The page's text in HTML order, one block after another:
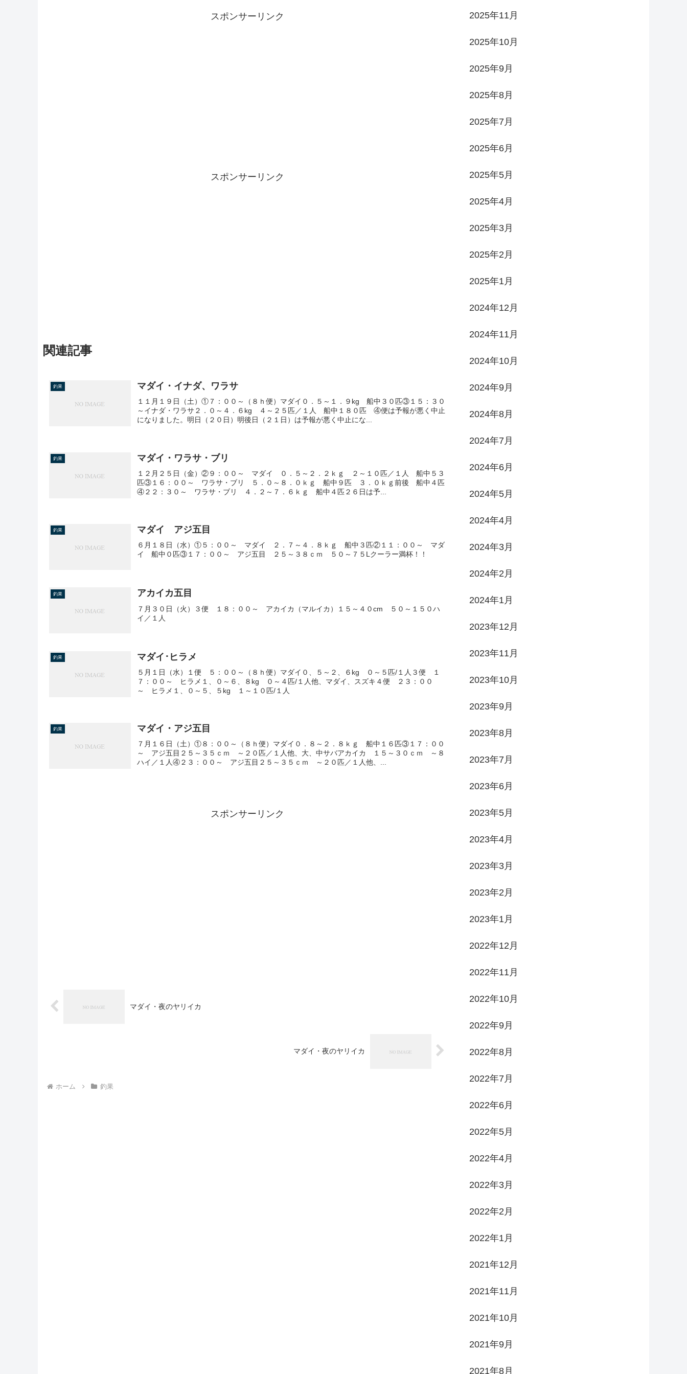
スポンサーリンク
スポンサーリンク
関連記事
釣果 マダイ・イナダ、ワラサ
１１月１９日（土）①７：００～（８ｈ便）マダイ０．５～１．９kg 船中３０匹③１５：３０
～イナダ・ワラサ２．０～４．６kg ４～２５匹／１人 船中１８０匹 ④便は予報が悪く中止
になりました。明日（２０日）明後日（２１日）は予報が悪く中止にな...
釣果 マダイ・ワラサ・ブリ
１２月２５日（金）②９：００～ マダイ ０．５～２．２ｋｇ ２～１０匹／１人 船中５３
匹③１６：００～ ワラサ・ブリ ５．０～８．０ｋｇ 船中９匹 ３．０ｋｇ前後 船中４匹
④２２：３０～ ワラサ・ブリ ４．２～７．６ｋｇ 船中４匹２６日は予...
釣果 マダイ アジ五目
６月１８日（水）①５：００～ マダイ ２．７～４．８ｋｇ 船中３匹②１１：００～ マダ
イ 船中０匹③１７：００～ アジ五目 ２５～３８ｃｍ ５０～７５Lクーラー満杯！！
釣果 アカイカ五目
７月３０日（火）３便 １８：００～ アカイカ（マルイカ）１５～４０cm ５０～１５０ハ
イ／１人
釣果 マダイ･ヒラメ
５月１日（水）１便 ５：００～（８ｈ便）マダイ０、５～２、６kg ０～５匹/１人３便 １
７：００～ ヒラメ１、０～６、８kg ０～４匹/１人他、マダイ、スズキ４便 ２３：００
～ ヒラメ１、０～５、５kg １～１０匹/１人
釣果 マダイ・アジ五目
７月１６日（土）①８：００～（８ｈ便）マダイ０．８～２．８ｋｇ 船中１６匹③１７：００
～ アジ五目２５～３５ｃｍ ～２０匹／１人他、大、中サバアカイカ １５～３０ｃｍ ～８
ハイ／１人④２３：００～ アジ五目２５～３５ｃｍ ～２０匹／１人他、...
スポンサーリンク
マダイ・夜のヤリイカ
マダイ・夜のヤリイカ
ホーム 釣果
2025年11月
2025年10月
2025年9月
2025年8月
2025年7月
2025年6月
2025年5月
2025年4月
2025年3月
2025年2月
2025年1月
2024年12月
2024年11月
2024年10月
2024年9月
2024年8月
2024年7月
2024年6月
2024年5月
2024年4月
2024年3月
2024年2月
2024年1月
2023年12月
2023年11月
2023年10月
2023年9月
2023年8月
2023年7月
2023年6月
2023年5月
2023年4月
2023年3月
2023年2月
2023年1月
2022年12月
2022年11月
2022年10月
2022年9月
2022年8月
2022年7月
2022年6月
2022年5月
2022年4月
2022年3月
2022年2月
2022年1月
2021年12月
2021年11月
2021年10月
2021年9月
2021年8月